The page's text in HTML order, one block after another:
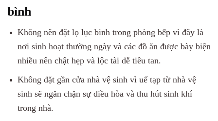
bình
Không nên đặt lọ lục bình trong phòng bếp vì đây là
nơi sinh hoạt thường ngày và các đồ ăn được bày biện
nhiều nên chật hẹp và lộc tài dễ tiêu tan.
Không đặt gần cửa nhà vệ sinh vì uế tạp từ nhà vệ
sinh sẽ ngăn chặn sự điều hòa và thu hút sinh khí
trong nhà.